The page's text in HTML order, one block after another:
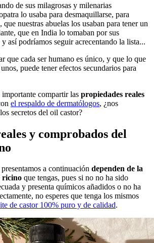
de sus milagrosas y milenarias
lo usaba para desmaquillarse, para
nuestras abuelas los usaban para tener un
que en India lo tomaban por sus
así podríamos seguir acrecentando la lista...
que cada ser humano es único, y que lo que
puede tener efectos secundarios para
compartir las propiedades reales
el respaldo de dermatólogos, ¿nos
secretos del oil castor?
y comprobados del
a continuación dependen de la
ricino que tengas, pues si no no ha sido
y presenta químicos añadidos o no ha
no esperes que tenga los mismos
de castor 100% puro y de calidad.